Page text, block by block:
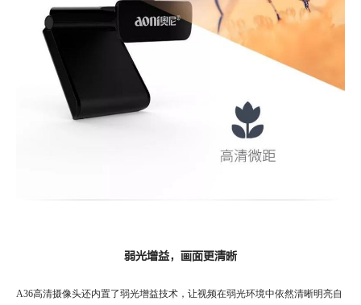
弱光增益，画面更清晰
A36高清摄像头还内置了弱光增益技术，让视频在弱光环境中依然清晰明亮自